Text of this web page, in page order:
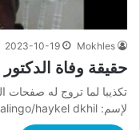
Mokhles
2023-10-19
حقيقة وفاة
تكذيبا لما تروج له صفحات
لإسم: instalingo/haykel dkhil ، من أخبار زائفة وصلت حد…